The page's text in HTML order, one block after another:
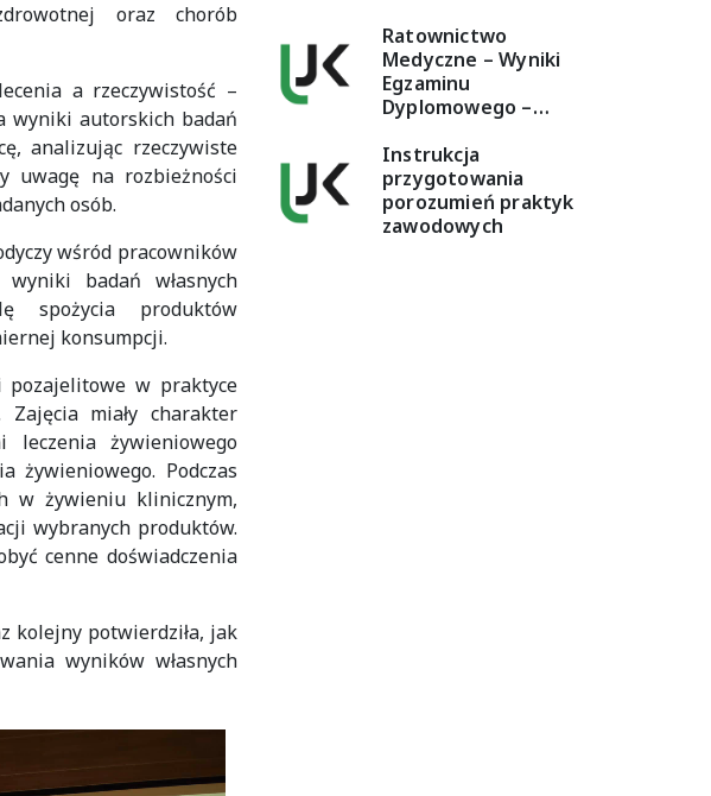
oraz chorób
a rzeczywistość –
wyniki autorskich badań
analizując rzeczywiste
uwagę na rozbieżności
osób.
wśród pracowników
badań własnych
spożycia produktów
konsumpcji.
pozajelitowe w praktyce
miały charakter
leczenia żywieniowego
żywieniowego. Podczas
w żywieniu klinicznym,
wybranych produktów.
cenne doświadczenia
kolejny potwierdziła, jak
wyników własnych
Ratownictwo
Medyczne – Wyniki
Egzaminu
Dyplomowego –…
Instrukcja
przygotowania
porozumień praktyk
zawodowych